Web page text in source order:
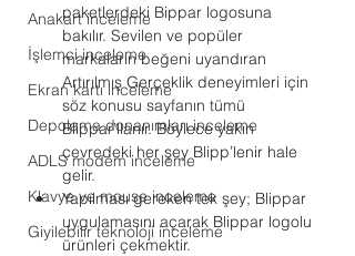
Anakart inceleme
İşlemci inceleme
Ekran kartı inceleme
Depolama donanımları inceleme
ADLS modem inceleme
Klavye ve mouse inceleme
Giyilebilir teknoloji inceleme
paketlerdeki Bippar logosuna
bakılır. Sevilen ve popüler
markaların beğeni uyandıran
Artırılmış Gerçeklik deneyimleri için
söz konusu sayfanın tümü
Blippar’llanır. Böylece yakın
çevredeki her şey Blipp’lenir hale
gelir.
Yapılması gereken tek şey; Blippar
uygulamasını açarak Blippar logolu
ürünleri çekmektir.